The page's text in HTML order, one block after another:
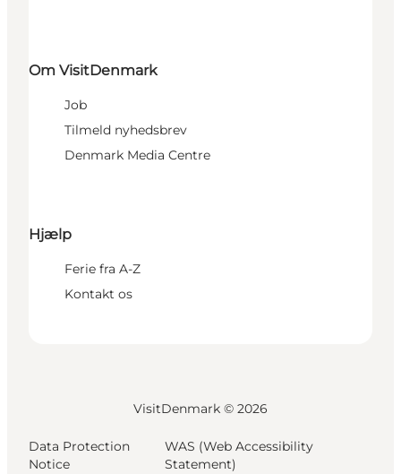
Om VisitDenmark
Job
Tilmeld nyhedsbrev
Denmark Media Centre
Hjælp
Ferie fra A-Z
Kontakt os
VisitDenmark © 2026
Data Protection
Notice
WAS (Web Accessibility
Statement)